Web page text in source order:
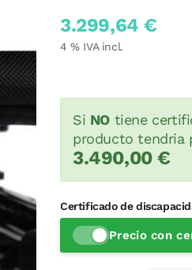
3.299,64 €
4% IVA incl.
Si NO tiene
producto tendria
3.490,00 €
Certificado de
Precio con